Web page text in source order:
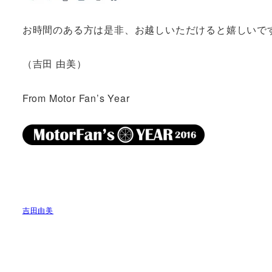
お時間のある方は是非、お越しいただけると嬉しいで
（吉田 由美）
From Motor Fan’s Year
吉田由美